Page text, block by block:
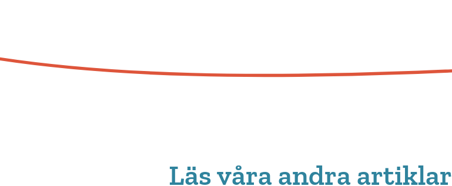
Läs våra andra artiklar